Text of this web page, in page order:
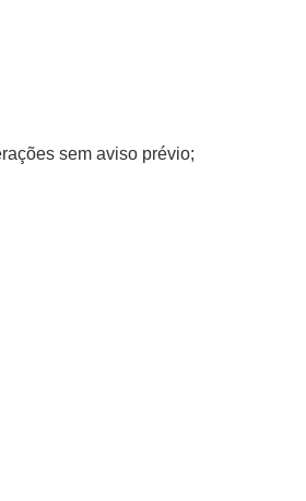
sem aviso prévio;